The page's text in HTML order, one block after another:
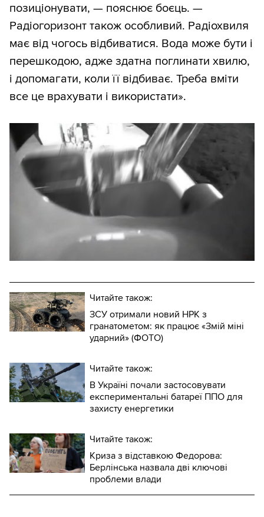
позиціонувати, — пояснює боєць. —
Радіогоризонт також особливий. Радіохвиля
має від чогось відбиватися. Вода може бути і
перешкодою, адже здатна поглинати хвилю,
і допомагати, коли її відбиває. Треба вміти
все це врахувати і використати».
Читайте також:
ЗСУ отримали новий НРК з
гранатометом: як працює «Змій міні
ударний» (ФОТО)
Читайте також:
В Україні почали застосовувати
експериментальні батареї ППО для
захисту енергетики
Читайте також:
Криза з відставкою Федорова:
Берлінська назвала дві ключові
проблеми влади